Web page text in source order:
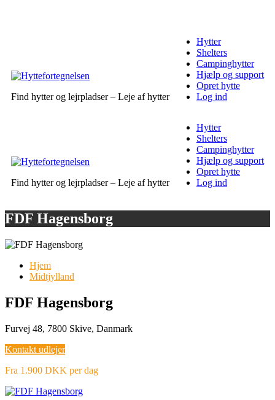
Find hytter og lejrpladser – Leje af hytter
Hytter
Shelters
Campinghytter
Hjælp og support
Opret hytte
Log ind
Find hytter og lejrpladser – Leje af hytter
Hytter
Shelters
Campinghytter
Hjælp og support
Opret hytte
Log ind
FDF Hagensborg
Hjem
Midtjylland
FDF Hagensborg
Furvej 48, 7800 Skive, Danmark
Kontakt udlejer
Fra 1.900 DKK per dag